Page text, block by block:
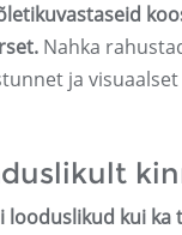
Nahka
ja
looduslikud kui